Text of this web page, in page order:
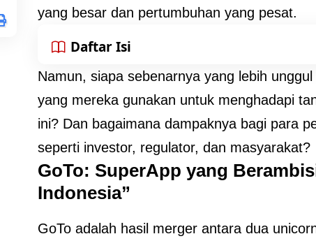
yang besar dan pertumbuhan yang pesat.
Daftar Isi
Namun, siapa sebenarnya yang lebih
yang mereka gunakan untuk menghadapi
ini? Dan bagaimana dampaknya bagi para
seperti investor, regulator, dan masyarakat?
GoTo: SuperApp yang
Indonesia”
GoTo adalah hasil merger antara dua